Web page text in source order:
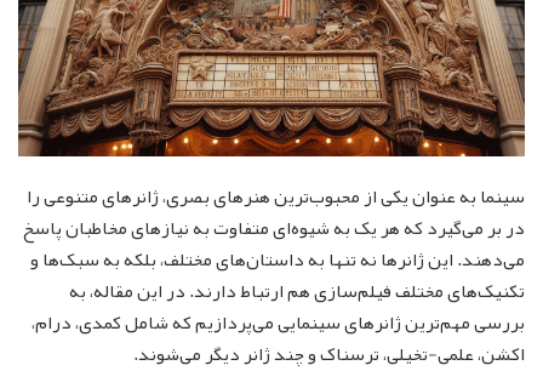
سینما به عنوان یکی از محبوب‌ترین هنرهای بصری، ژانرهای متنوعی را
در بر می‌گیرد که هر یک به شیوه‌ای متفاوت به نیازهای مخاطبان پاسخ
می‌دهند. این ژانرها نه تنها به داستان‌های مختلف، بلکه به سبک‌ها و
تکنیک‌های مختلف فیلم‌سازی هم ارتباط دارند. در این مقاله، به
بررسی مهم‌ترین ژانرهای سینمایی می‌پردازیم که شامل کمدی، درام،
اکشن، علمی-تخیلی، ترسناک و چند ژانر دیگر می‌شوند.